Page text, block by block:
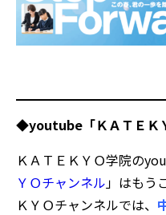
◆youtube「ＫＡＴＥＫ
ＫＡＴＥＫＹＯ学院の
ＹＯチャンネル 」はもう
ＫＹＯチャンネルでは、